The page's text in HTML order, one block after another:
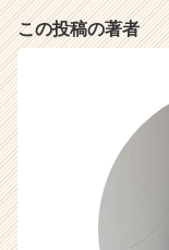
この投稿の著者